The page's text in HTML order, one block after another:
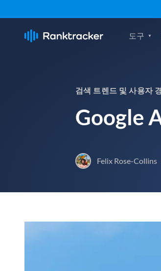
도구
검색 트렌드 및 사용자
Google
Felix Rose-Collins